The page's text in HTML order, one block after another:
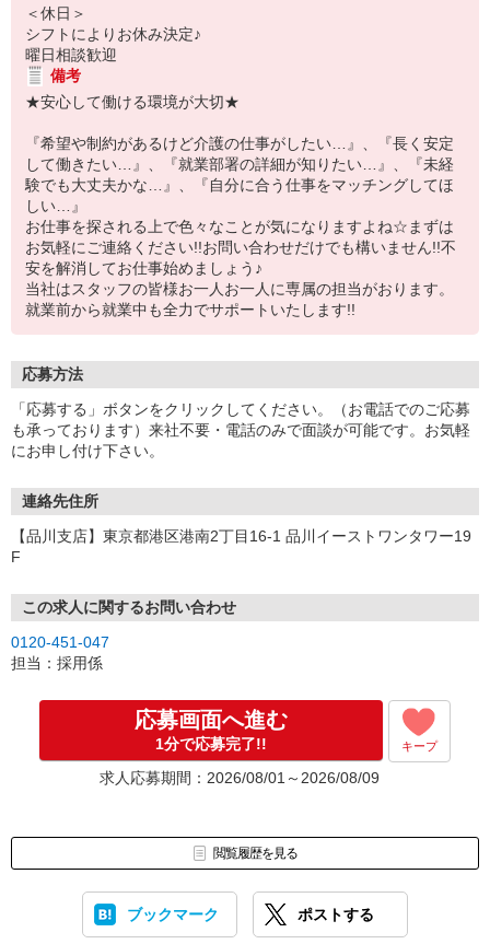
＜休日＞
シフトによりお休み決定♪
曜日相談歓迎
備考
★安心して働ける環境が大切★
『希望や制約があるけど介護の仕事がしたい…』、『長く安定
して働きたい…』、『就業部署の詳細が知りたい…』、『未経
験でも大丈夫かな…』、『自分に合う仕事をマッチングしてほ
しい…』
お仕事を探される上で色々なことが気になりますよね☆まずは
お気軽にご連絡ください!!お問い合わせだけでも構いません!!不
安を解消してお仕事始めましょう♪
当社はスタッフの皆様お一人お一人に専属の担当がおります。
就業前から就業中も全力でサポートいたします!!
応募方法
「応募する」ボタンをクリックしてください。（お電話でのご応募
も承っております）来社不要・電話のみで面談が可能です。お気軽
にお申し付け下さい。
連絡先住所
【品川支店】東京都港区港南2丁目16-1 品川イーストワンタワー19
F
この求人に関するお問い合わせ
0120-451-047
担当：採用係
応募画面へ進む
1分で応募完了!! キープ
求人応募期間：2026/08/01～2026/08/09
閲覧履歴を見る
ブックマーク ポストする